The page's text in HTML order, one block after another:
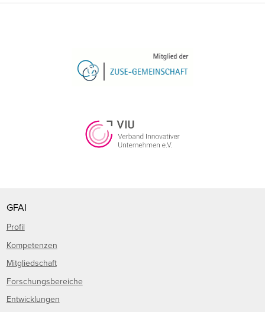
GFAI
Profil
Kompetenzen
Mitgliedschaft
Forschungsbereiche
Entwicklungen